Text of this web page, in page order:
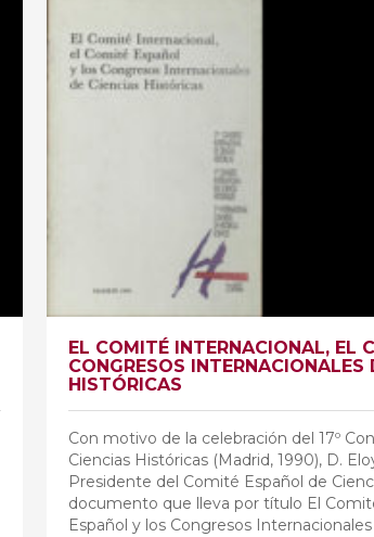
EL COMITÉ INTERNACIONAL, EL
CONGRESOS INTERNACIONALES
HISTÓRICAS
Con motivo de la celebración del 17º
Ciencias Históricas (Madrid, 1990), D.
Presidente del Comité Español de
documento que lleva por título El
Español y los Congresos